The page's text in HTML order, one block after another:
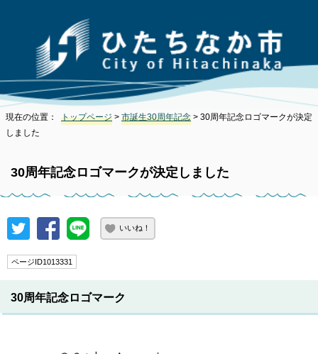
現在の位置： トップページ > 市誕生30周年記念 > 30周年記念ロゴマークが決定
しました
30周年記念ロゴマークが決定しました
いいね！
ページID1013331
30周年記念ロゴマーク